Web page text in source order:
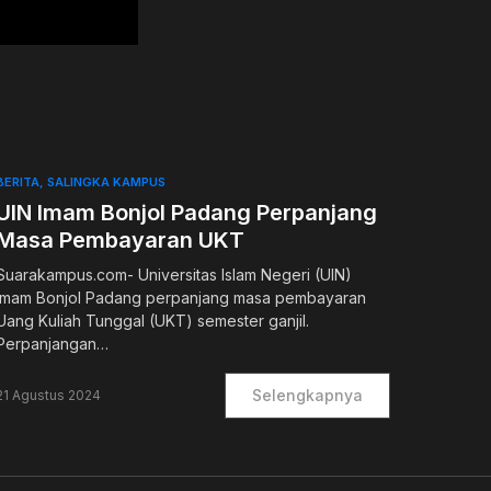
SALINGKA KAMPUS
Imam Bonjol Padang Perpanjang
Pembayaran UKT
Universitas Islam Negeri (UIN)
Bonjol Padang perpanjang masa pembayaran
Kuliah Tunggal (UKT) semester ganjil.
Agustus 2024 Selengkapnya